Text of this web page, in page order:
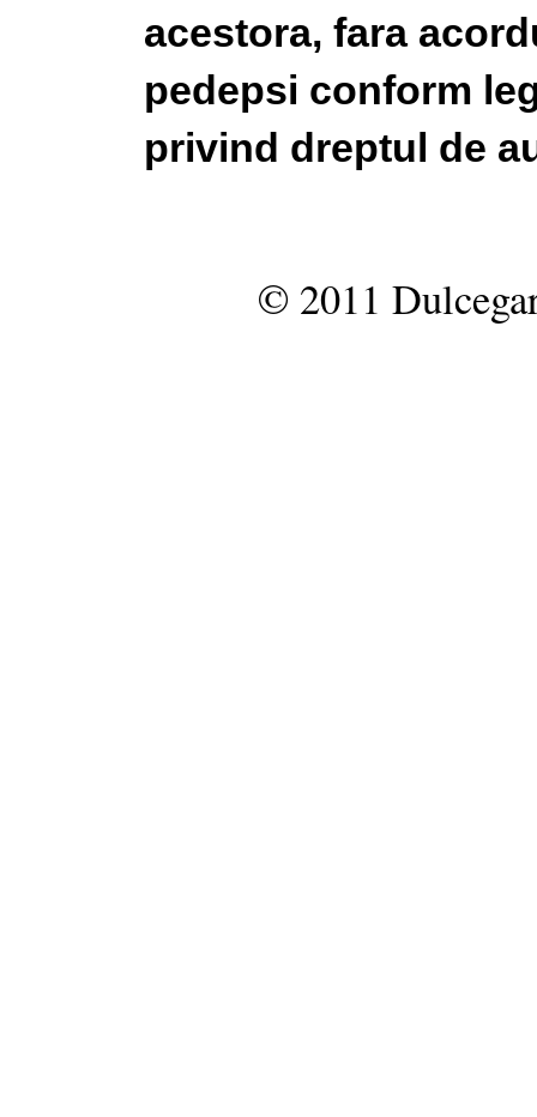
acestora, fara
pedepsi conform
privind dreptul de
© 2011